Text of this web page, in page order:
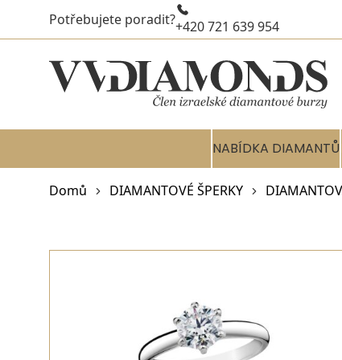
Potřebujete poradit?+420 721 639 954
NABÍDKA DIAMANTŮ
Domů DIAMANTOVÉ ŠPERKY